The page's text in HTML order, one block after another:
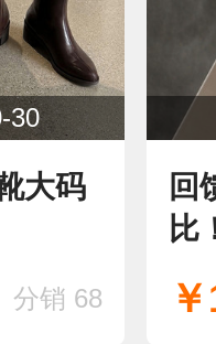
30
大码
分销 68
回
比